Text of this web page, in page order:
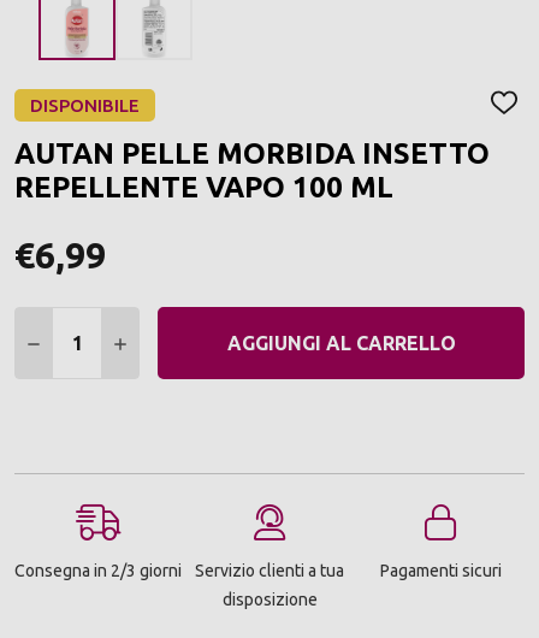
DISPONIBILE
AUTAN PELLE MORBIDA INSETTO
REPELLENTE VAPO 100 ML
€6,99
DIMINUIRE QUANTITÀ:
AUMENTARE QUANTITÀ:
AGGIUNGI AL CARRELLO
Consegna in 2/3 giorni
Servizio clienti a tua
disposizione
Pagamenti sicuri